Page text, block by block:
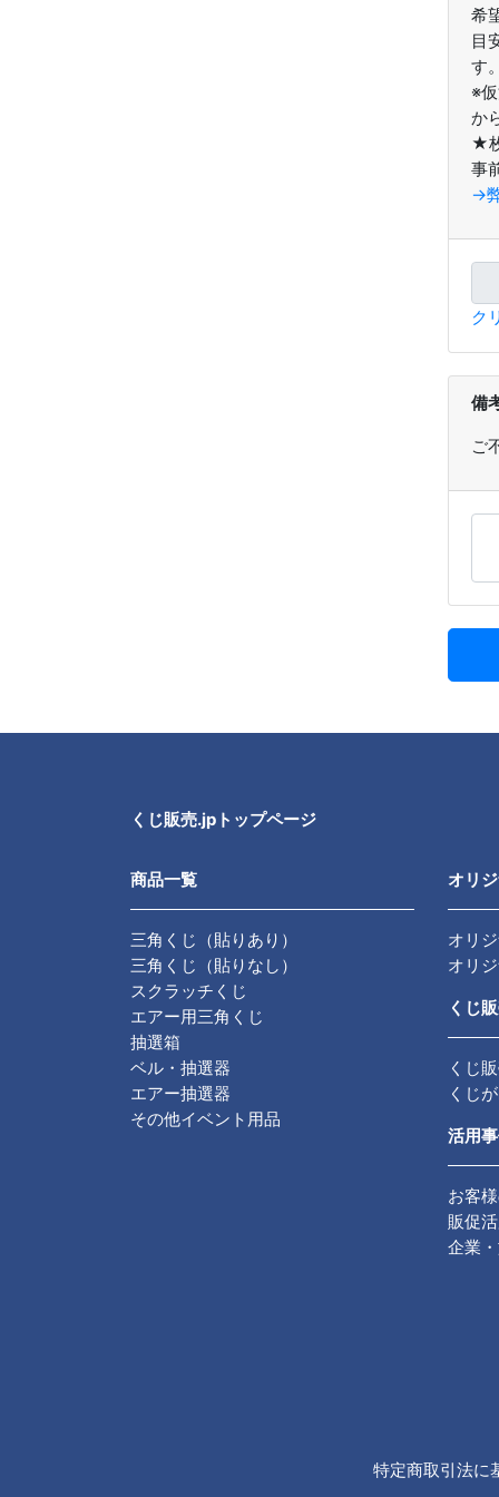
希
目
す。
※
か
★
事
→
ク
備
ご
くじ販売.jpトップページ
商品一覧
三角くじ（貼りあり）
三角くじ（貼りなし）
スクラッチくじ
エアー用三角くじ
抽選箱
ベル・抽選器
エアー抽選器
その他イベント用品
オリ
オリ
オリ
くじ
くじ
くじ
活用
お客
販促
企業
特定商取引法に